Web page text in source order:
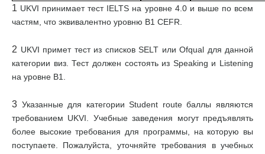
1 UKVI принимает тест IELTS на уровне 4.0 и выше по всем
частям, что эквивалентно уровню В1 CEFR.
2 UKVI примет тест из списков SELT или Ofqual для данной
категории виз. Тест должен состоять из Speaking и Listening
на уровне В1.
3 Указанные для категории Student route баллы являются
требованием UKVI. Учебные заведения могут предъявлять
более высокие требования для программы, на которую вы
поступаете. Пожалуйста, уточняйте требования в учебных